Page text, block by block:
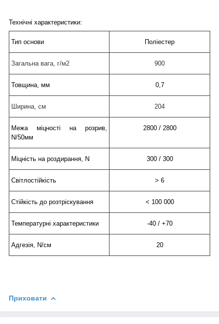
Технічні характеристики:
Тип основи Поліестер
Загальна вага, г/м2 900
Товщина, мм 0,7
Ширина, см 204
Межа міцності на розрив,
N/50мм
2800 / 2800
Міцність на роздирання, N 300 / 300
Світлостійкість > 6
Стійкість до розтріскування < 100 000
Температурні характеристики -40 / +70
Адгезія, N/см 20
Приховати